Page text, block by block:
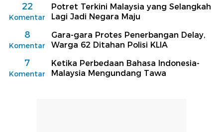
22
Komentar
Potret Terkini Malaysia yang Selangkah
Lagi Jadi Negara Maju
8
Komentar
Gara-gara Protes Penerbangan Delay,
Warga 62 Ditahan Polisi KLIA
7
Komentar
Ketika Perbedaan Bahasa Indonesia-
Malaysia Mengundang Tawa